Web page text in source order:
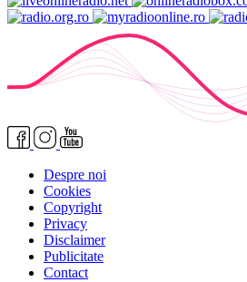
Despre noi
Cookies
Copyright
Privacy
Disclaimer
Publicitate
Contact